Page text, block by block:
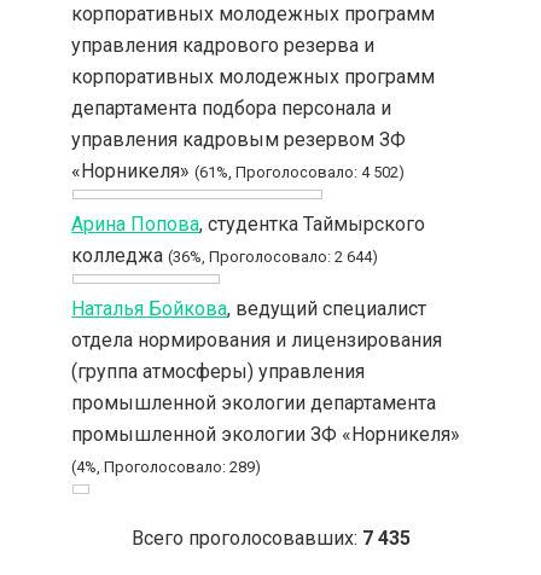
корпоративных молодежных программ
управления кадрового резерва и
корпоративных молодежных программ
департамента подбора персонала и
управления кадровым резервом ЗФ
«Норникеля»(61%, Проголосовало: 4 502)
Арина Попова, студентка Таймырского
колледжа(36%, Проголосовало: 2 644)
Наталья Бойкова, ведущий специалист
отдела нормирования и лицензирования
(группа атмосферы) управления
промышленной экологии департамента
промышленной экологии ЗФ «Норникеля»
(4%, Проголосовало: 289)
Всего проголосовавших: 7 435